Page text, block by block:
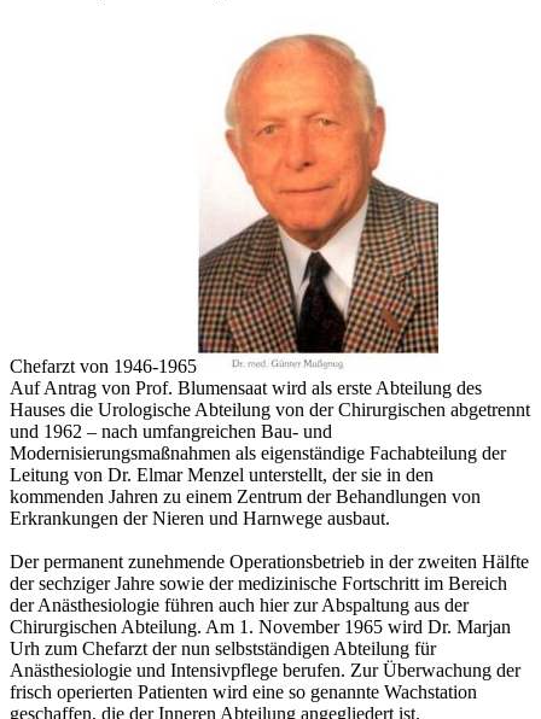
Chefarzt von 1946-1965
Auf Antrag von Prof. Blumensaat wird als erste Abteilung des
Hauses die Urologische Abteilung von der Chirurgischen abgetrennt
und 1962 – nach umfangreichen Bau- und
Modernisierungsmaßnahmen als eigenständige Fachabteilung der
Leitung von Dr. Elmar Menzel unterstellt, der sie in den
kommenden Jahren zu einem Zentrum der Behandlungen von
Erkrankungen der Nieren und Harnwege ausbaut.
Der permanent zunehmende Operationsbetrieb in der zweiten Hälfte
der sechziger Jahre sowie der medizinische Fortschritt im Bereich
der Anästhesiologie führen auch hier zur Abspaltung aus der
Chirurgischen Abteilung. Am 1. November 1965 wird Dr. Marjan
Urh zum Chefarzt der nun selbstständigen Abteilung für
Anästhesiologie und Intensivpflege berufen. Zur Überwachung der
frisch operierten Patienten wird eine so genannte Wachstation
geschaffen, die der Inneren Abteilung angegliedert ist.